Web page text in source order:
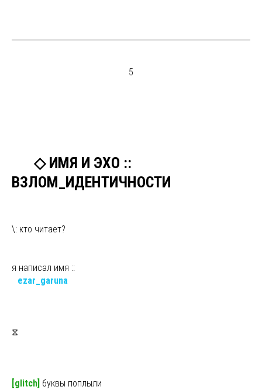
5
◇ ИМЯ И ЭХО ::
ВЗЛОМ_ИДЕНТИЧНОСТИ
\: кто читает?
я написал имя ::
ezar_garuna
⧖
[glitch] буквы поплыли